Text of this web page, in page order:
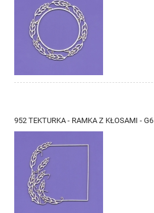
952 TEKTURKA - RAMKA Z KŁOSAMI - G6